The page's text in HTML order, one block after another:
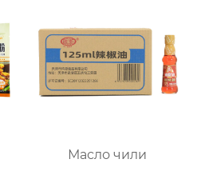
Масло чили